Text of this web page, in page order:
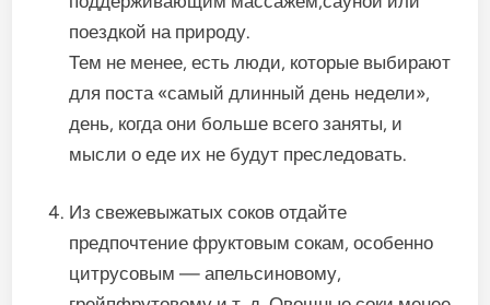
поездкой на природу.
Тем не менее, есть люди, которые выбирают
для поста «самый длинный день недели»,
день, когда они больше всего заняты, и
мысли о еде их не будут преследовать.
Из свежевыжатых соков отдайте
предпочтение фруктовым сокам, особенно
цитрусовым — апельсиновому,